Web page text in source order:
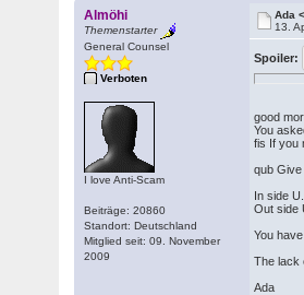
Almöhi
Themenstarter
General Counsel
Verboten
I love Anti-Scam
Beiträge: 20860
Standort: Deutschland
Mitglied seit: 09. November
2009
Ada
13.
Spoiler:
good
You
fis If you
qub Give
In side
Out side
You
The lack
Ada